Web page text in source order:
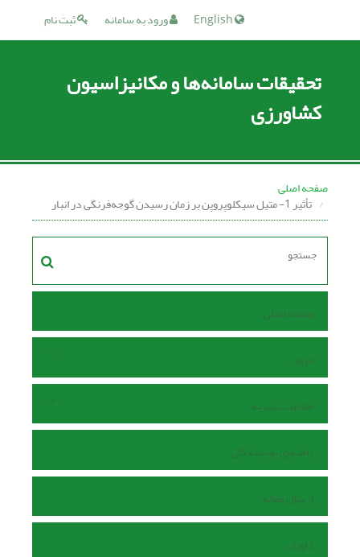
ثبت نام ورود به سامانه
تحقیقات سامانه‌ها و مکانیزاسیون
کشاورزی
صفحه اصلی
تأثیر 1- متیل سیکلوپروپن بر زمان رسیدن گوجه‌فرنگی در انبار
صفحه اصلی
مرور
اطلاعات نشریه
راهنمای نویسندگان
ارسال مقاله
داوران